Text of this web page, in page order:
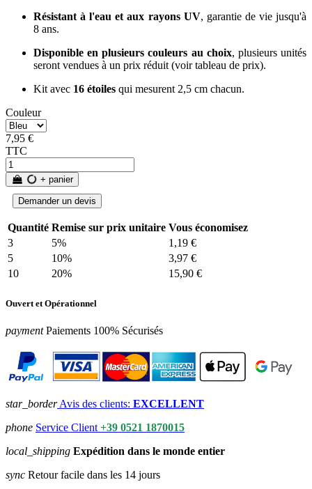
Résistant à l'eau et aux rayons UV, garantie de vie jusqu'à
8 ans.
Disponible en plusieurs couleurs au choix, plusieurs unités
seront vendues à un prix réduit (voir tableau de prix).
Kit avec 16 étoiles qui mesurent 2,5 cm chacun.
Couleur
7,95 €
TTC
+ panier
Demander un devis
Quantité Remise sur prix unitaire Vous économisez
3
5%
1,19 €
5
10%
3,97 €
10
20% 15,90 €
Ouvert et Opérationnel
paymentPaiements 100% Sécurisés
star_borderAvis des clients: EXCELLENT
phone Service Client +39 0521 1870015
local_shipping Expédition dans le monde entier
sync Retour facile dans les 14 jours